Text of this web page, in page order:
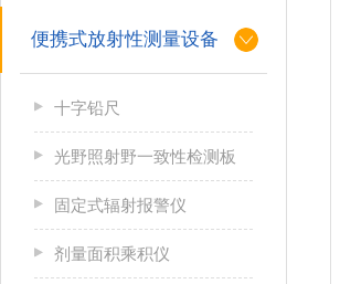
便携式放射性测量设备
十字铅尺
光野照射野一致性检测板
固定式辐射报警仪
剂量面积乘积仪